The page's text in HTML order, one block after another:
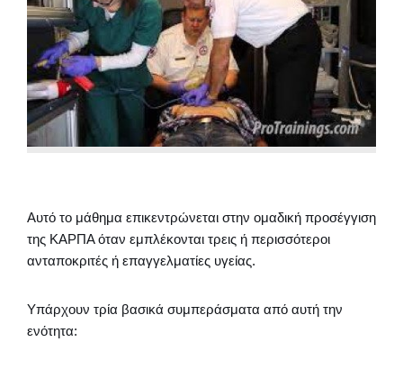
Αυτό το μάθημα επικεντρώνεται στην ομαδική προσέγγιση
της ΚΑΡΠΑ όταν εμπλέκονται τρεις ή περισσότεροι
ανταποκριτές ή επαγγελματίες υγείας.
Υπάρχουν τρία βασικά συμπεράσματα από αυτή την
ενότητα: